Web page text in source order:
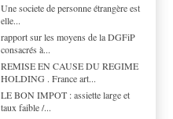
Une societe de personne étrangère est
elle...
rapport sur les moyens de la DGFiP
consacrés à...
REMISE EN CAUSE DU REGIME
HOLDING . France art...
LE BON IMPOT : assiette large et
taux faible /...